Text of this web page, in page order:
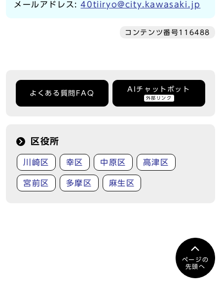
メールアドレス:40tiiryo@city.kawasaki.jp
コンテンツ番号116488
よくある質問FAQ
AIチャットボット
外部リンク
区役所
川崎区 幸区 中原区 高津区
宮前区 多摩区 麻生区
ページの
先頭へ